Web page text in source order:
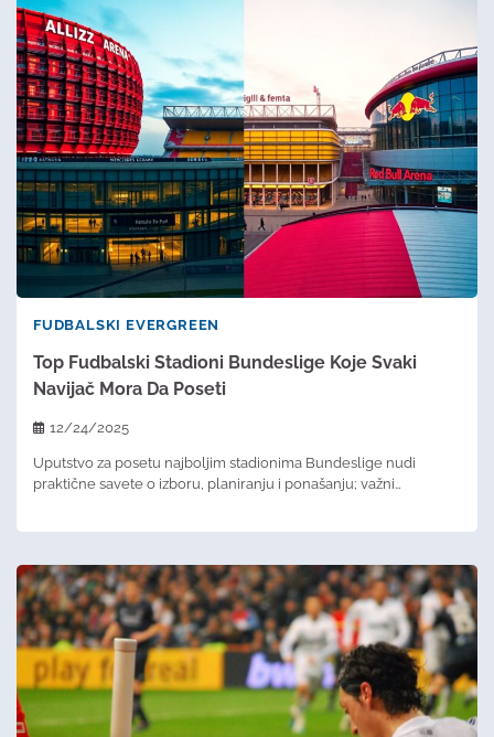
FUDBALSKI EVERGREEN
Top Fudbalski Stadioni Bundeslige Koje Svaki
Navijač Mora Da Poseti
12/24/2025
Uputstvo za posetu najboljim stadionima Bundeslige nudi
praktične savete o izboru, planiranju i ponašanju; važni…